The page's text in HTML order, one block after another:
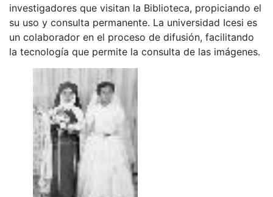
investigadores que visitan la Biblioteca, propiciando el
su uso y consulta permanente. La universidad Icesi es
un colaborador en el proceso de difusión, facilitando
la tecnología que permite la consulta de las imágenes.